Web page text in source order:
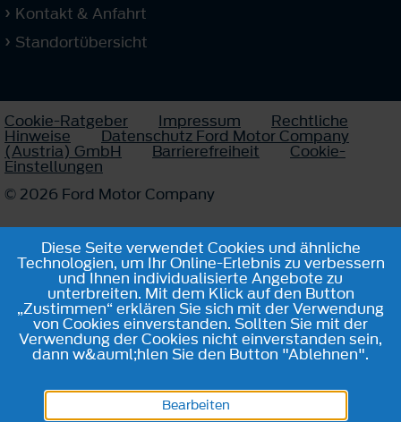
Kontakt & Anfahrt
Standortübersicht
Cookie-Ratgeber Impressum Rechtliche
Hinweise Datenschutz Ford Motor Company
(Austria) GmbH Barrierefreiheit Cookie-
Einstellungen
© 2026 Ford Motor Company
Diese Seite verwendet Cookies und ähnliche
Technologien, um Ihr Online-Erlebnis zu verbessern
und Ihnen individualisierte Angebote zu
unterbreiten. Mit dem Klick auf den Button
„Zustimmen“ erklären Sie sich mit der Verwendung
von Cookies einverstanden. Sollten Sie mit der
Verwendung der Cookies nicht einverstanden sein,
dann w&auml;hlen Sie den Button "Ablehnen".
Bearbeiten